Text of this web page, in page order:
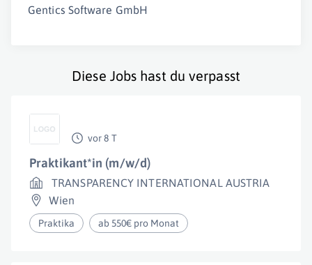
Gentics Software GmbH
Diese Jobs hast du verpasst
vor 8 T
Praktikant*in (m/w/d)
TRANSPARENCY INTERNATIONAL AUSTRIA
Wien
Praktika ab 550€ pro Monat